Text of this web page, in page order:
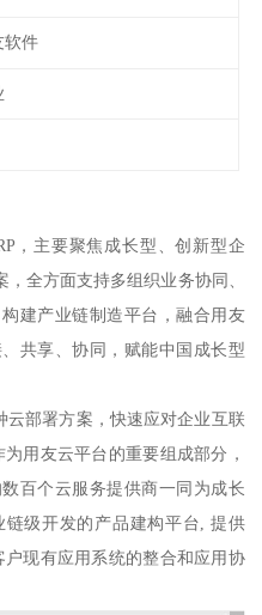
软件
，主要聚焦成长型、创新型企
全方面支持多组织业务协同、
建产业链制造平台，融合用友
共享、协同，赋能中国成长型
云部署方案，快速应对企业互联
用友云平台的重要组成部分，
百个云服务提供商一同为成长
级开发的产品建构平台, 提供
现有应用系统的整合和应用协